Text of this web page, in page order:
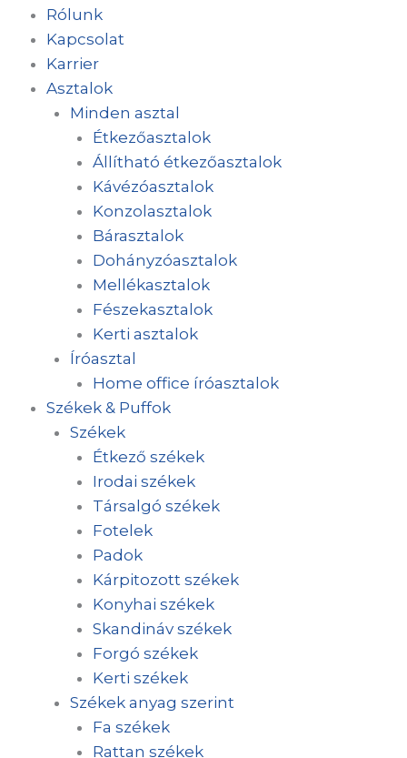
Rólunk
Kapcsolat
Karrier
Asztalok
Minden asztal
Étkezőasztalok
Állítható étkezőasztalok
Kávézóasztalok
Konzolasztalok
Bárasztalok
Dohányzóasztalok
Mellékasztalok
Fészekasztalok
Kerti asztalok
Íróasztal
Home office íróasztalok
Székek & Puffok
Székek
Étkező székek
Irodai székek
Társalgó székek
Fotelek
Padok
Kárpitozott székek
Konyhai székek
Skandináv székek
Forgó székek
Kerti székek
Székek anyag szerint
Fa székek
Rattan székek